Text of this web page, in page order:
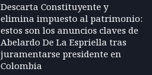
Descarta Constituyente y
elimina impuesto al patrimonio:
estos son los anuncios claves de
Abelardo De La Espriella tras
juramentarse presidente en
Colombia